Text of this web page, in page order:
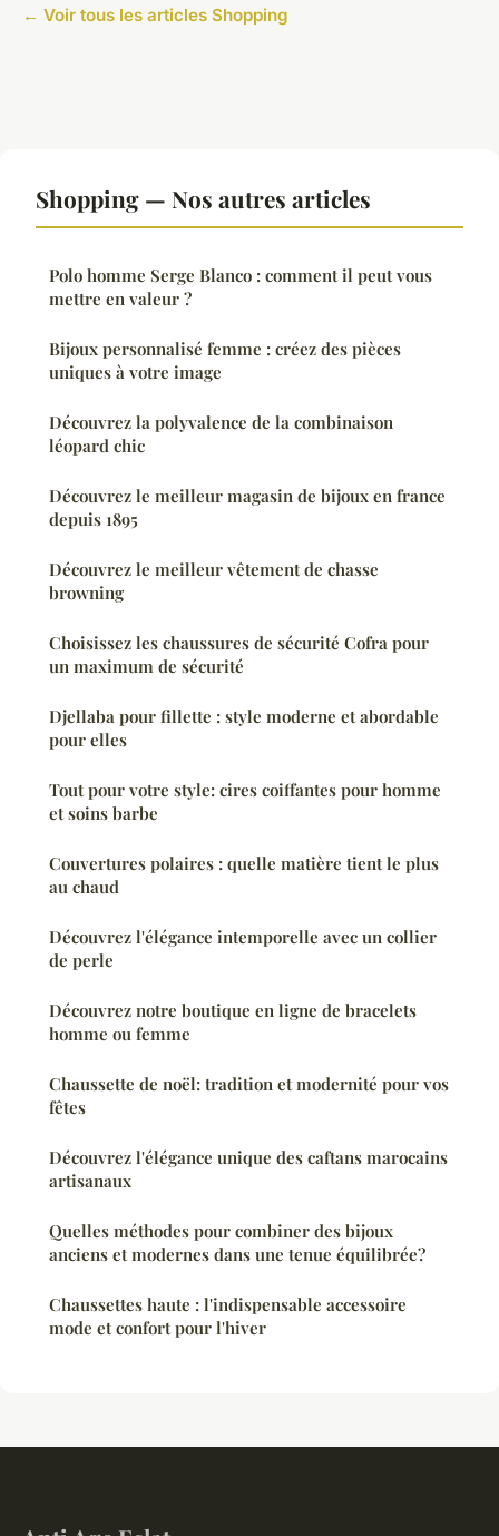
← Voir tous les articles Shopping
Shopping — Nos autres articles
Polo homme Serge Blanco : comment il peut vous
mettre en valeur ?
Bijoux personnalisé femme : créez des pièces
uniques à votre image
Découvrez la polyvalence de la combinaison
léopard chic
Découvrez le meilleur magasin de bijoux en france
depuis 1895
Découvrez le meilleur vêtement de chasse
browning
Choisissez les chaussures de sécurité Cofra pour
un maximum de sécurité
Djellaba pour fillette : style moderne et abordable
pour elles
Tout pour votre style: cires coiffantes pour homme
et soins barbe
Couvertures polaires : quelle matière tient le plus
au chaud
Découvrez l'élégance intemporelle avec un collier
de perle
Découvrez notre boutique en ligne de bracelets
homme ou femme
Chaussette de noël: tradition et modernité pour vos
fêtes
Découvrez l'élégance unique des caftans marocains
artisanaux
Quelles méthodes pour combiner des bijoux
anciens et modernes dans une tenue équilibrée?
Chaussettes haute : l'indispensable accessoire
mode et confort pour l'hiver